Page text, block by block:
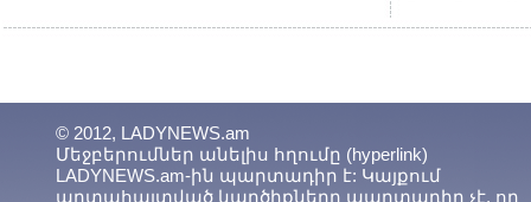
© 2012, LADYNEWS.am
Մեջբերումներ անելիս հղումը (hyperlink)
LADYNEWS.am-ին պարտադիր է: Կայքում
արտահայտված կարծիքները պարտադիր չէ, որ